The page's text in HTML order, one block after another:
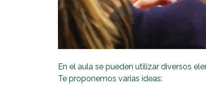
En el aula se pueden utilizar diversos
Te proponemos varias ideas: